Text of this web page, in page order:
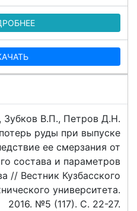
Зубков В.П., Петров Д.Н.
руды при выпуске
ее смерзания от
состава и параметров
// Вестник Кузбасского
университета.
2016. №5 (117). C. 22-27.